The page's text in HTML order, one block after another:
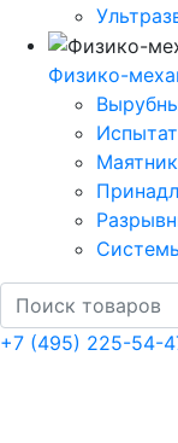
Физико-
+7 (495) 225-54-